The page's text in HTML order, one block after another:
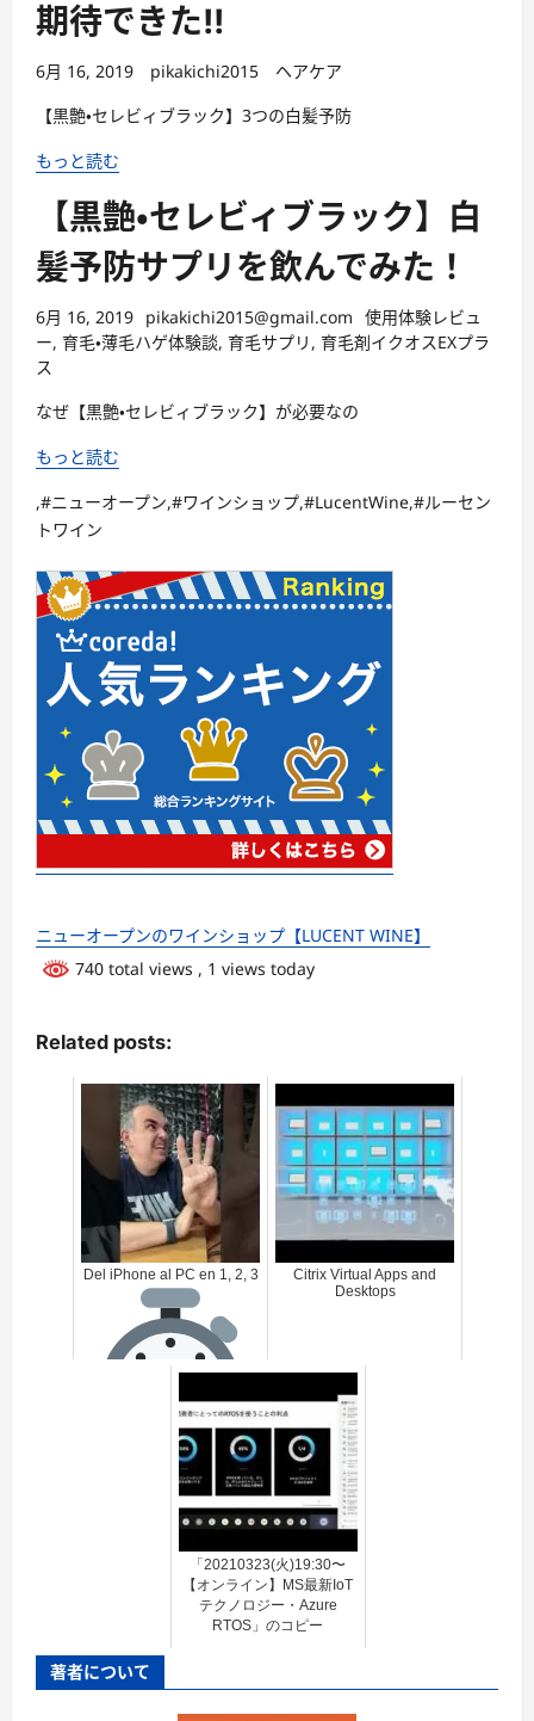
期待できた!!
6月 16, 2019 pikakichi2015
ヘアケア
【黒艶・セレビィブラック】3つの白髪予防
もっと読む
【黒艶・セレビィブラック】白
髪予防サプリを飲んでみた！
6月 16, 2019 pikakichi2015@gmail.com 使用体験レビュ
ー, 育毛・薄毛ハゲ体験談, 育毛サプリ , 育毛剤イクオスEXプラ
ス
なぜ【黒艶・セレビィブラック】が必要なの
もっと読む
,#ニューオープン,#ワインショップ,#LucentWine,#ルーセン
トワイン
ニューオープンのワインショップ【LUCENT WINE】
740 total views , 1 views today
Related posts:
Del iPhone al PC en 1, 2, 3
Citrix Virtual Apps and
Desktops
「20210323(火)19:30〜
【オンライン】MS最新IoT
テクノロジー・Azure
RTOS」のコピー
著者について